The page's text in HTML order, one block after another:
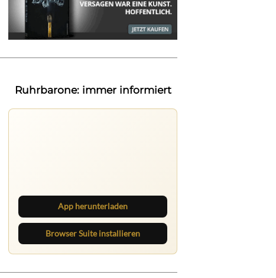
Ruhrbarone: immer informiert
App herunterladen
Browser Suite installieren